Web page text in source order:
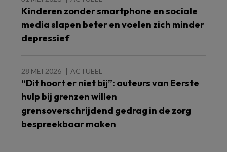
Kinderen zonder smartphone en sociale
media slapen beter en voelen zich minder
depressief
28 MEI 2026 ACTUEEL
“Dit hoort er niet bij”: auteurs van Eerste
hulp bij grenzen willen
grensoverschrijdend gedrag in de zorg
bespreekbaar maken